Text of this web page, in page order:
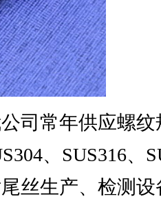
常年供应螺纹
、SUS316
丝生产、检测